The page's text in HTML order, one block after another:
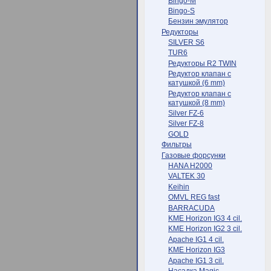
Bingo-S
Бензин эмулятор
Редукторы
SILVER S6
TUR6
Редукторы R2 TWIN
Редуктор клапан с
катушкой (6 mm)
Редуктор клапан с
катушкой (8 mm)
Silver FZ-6
Silver FZ-8
GOLD
Фильтры
Газовые форсунки
HANA H2000
VALTEK 30
Keihin
OMVL REG fast
BARRACUDA
KME Horizon IG3 4 cil.
KME Horizon IG2 3 cil.
Apache IG1 4 cil.
KME Horizon IG3
Apache IG1 3 cil.